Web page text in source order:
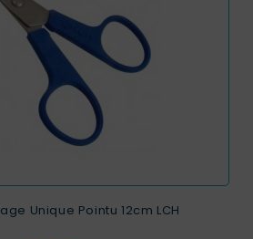
Unique Pointu 12cm LCH